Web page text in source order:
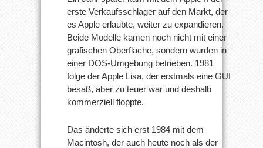
erste Verkaufsschlager auf den Markt, der
es Apple erlaubte, weiter zu expandieren.
Beide Modelle kamen noch nicht mit einer
grafischen Oberfläche, sondern wurden in
einer DOS-Umgebung betrieben. 1981
folge der Apple Lisa, der erstmals eine GUI
besaß, aber zu teuer war und deshalb
kommerziell floppte.
Das änderte sich erst 1984 mit dem
Macintosh, der auch heute noch als der